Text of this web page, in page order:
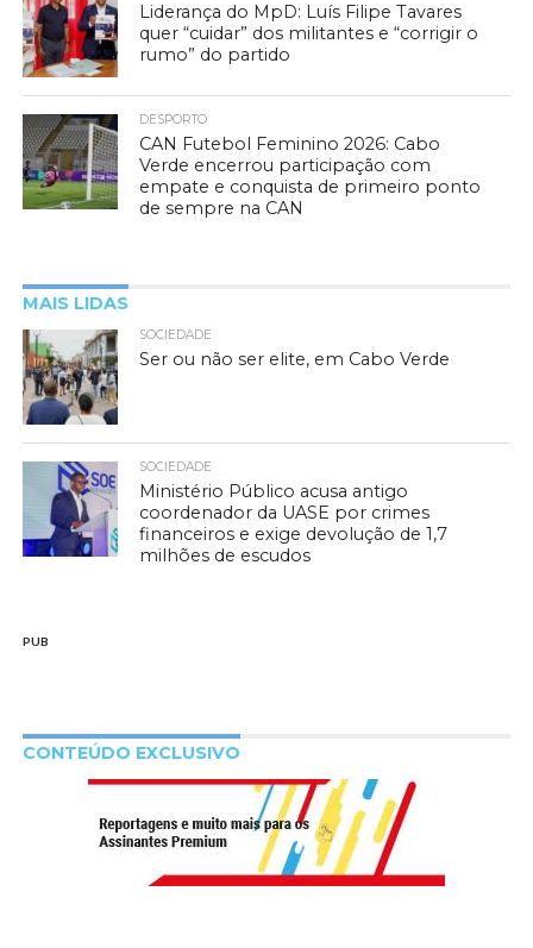
Liderança do MpD: Luís Filipe Tavares
quer “cuidar” dos militantes e “corrigir o
rumo” do partido
DESPORTO
CAN Futebol Feminino 2026: Cabo
Verde encerrou participação com
empate e conquista de primeiro ponto
de sempre na CAN
MAIS LIDAS
SOCIEDADE
Ser ou não ser elite, em Cabo Verde
SOCIEDADE
Ministério Público acusa antigo
coordenador da UASE por crimes
financeiros e exige devolução de 1,7
milhões de escudos
PUB
CONTEÚDO EXCLUSIVO